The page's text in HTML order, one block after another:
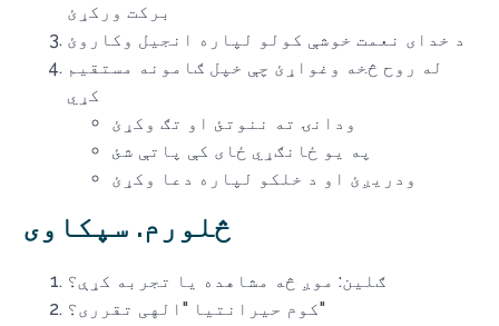
برکت ورکړئ
د خدای نعمت خوشې کولو لپاره انجیل وکاروئ
له روح څخه وغواړئ چې خپل ګامونه مستقیم
کړي
ودانۍ ته ننوتئ او تګ وکړئ
په یو ځانګړي ځای کې پاتې شئ
ودریږئ او د خلکو لپاره دعا وکړئ
څلورم. سپکاوی
ګلین: موږ څه مشاهده یا تجربه کړې؟
کوم حیرانتیا "الهی تقرری؟"